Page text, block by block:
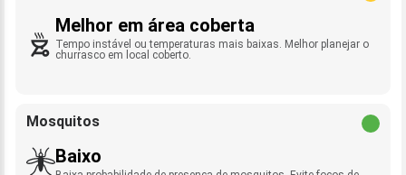
Melhor em área coberta
Tempo instável ou temperaturas mais baixas. Melhor planejar o
churrasco em local coberto.
Mosquitos
Baixo